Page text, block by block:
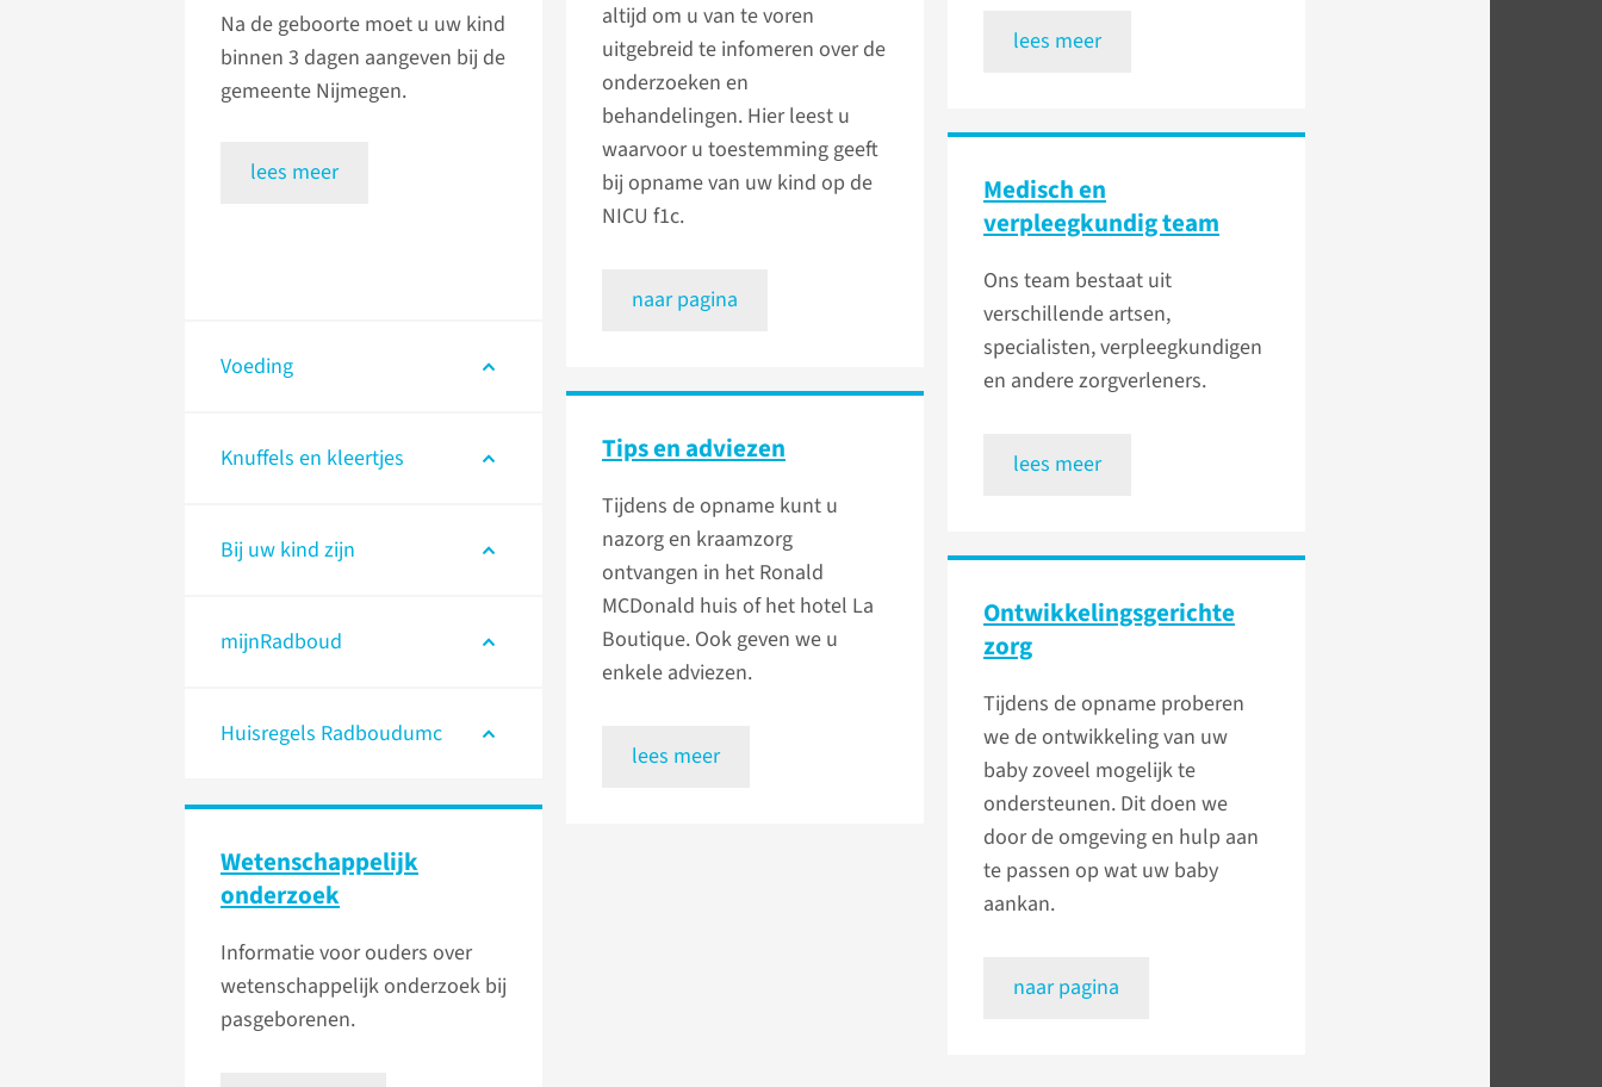
lees meer
Na de geboorte moet u uw kind
binnen 3 dagen aangeven bij de
gemeente Nijmegen.
lees meer
Voeding
Knuffels en kleertjes
Bij uw kind zijn
mijnRadboud
Huisregels Radboudumc
altijd om u van te voren
uitgebreid te infomeren over de
onderzoeken en
behandelingen. Hier leest u
waarvoor u toestemming geeft
bij opname van uw kind op de
NICU f1c.
naar pagina
Medisch en
verpleegkundig team
Ons team bestaat uit
verschillende artsen,
specialisten, verpleegkundigen
en andere zorgverleners.
lees meer
Tips en adviezen
Tijdens de opname kunt u
nazorg en kraamzorg
ontvangen in het Ronald
MCDonald huis of het hotel La
Boutique. Ook geven we u
enkele adviezen.
lees meer
Ontwikkelings­gerichte
zorg
Tijdens de opname proberen
we de ontwikkeling van uw
baby zoveel mogelijk te
ondersteunen. Dit doen we
door de omgeving en hulp aan
te passen op wat uw baby
aankan.
naar pagina
Wetenschap­pelijk
onderzoek
Informatie voor ouders over
wetenschappelijk onderzoek bij
pasgeborenen.